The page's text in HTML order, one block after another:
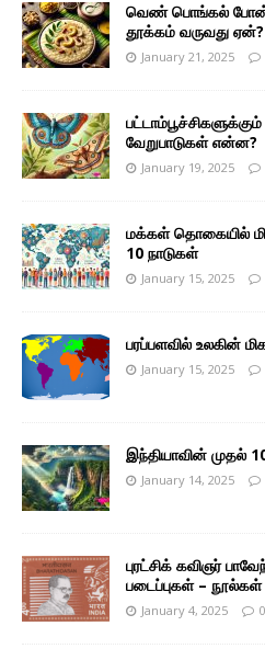
வெண் பொங்கல் போன்ற
தூக்கம் வருவது ஏன்?
January 21, 2025
வேறுபாடுகள் என்ன?
January 19, 2025
மக்கள் தொகையில்
10 நாடுகள்
January 15, 2025
பரப்பளவில் உலகின்
January 15, 2025
இந்தியாவின் முதல்
January 14, 2025
புரட்சிக் கவிஞர்
படைப்புகள் –
January 4, 2025 0